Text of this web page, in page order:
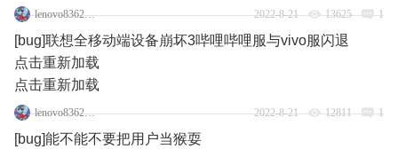
lenovo83623621 2022-8-21 13625 1
[bug]联想全移动端设备崩坏3哔哩哔哩服与vivo服闪退
点击重新加载
点击重新加载
lenovo83623621 2022-8-21 12811 1
[bug]能不能不要把用户当猴耍